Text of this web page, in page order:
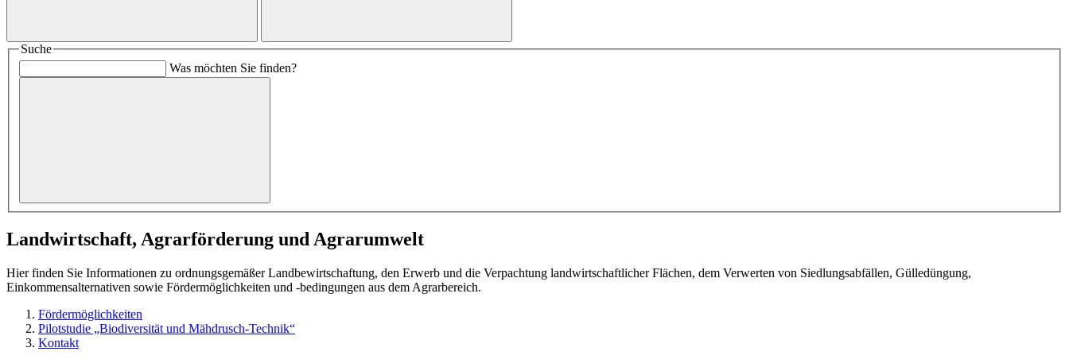
Suche
Was möchten Sie finden?
Landwirtschaft, Agrarförderung und Agrarumwelt
Hier finden Sie Informationen zu ordnungsgemäßer Landbewirtschaftung, den Erwerb und die Verpachtung landwirtschaftlicher Flächen, dem Verwerten von Siedlungsabfällen, Gülledüngung,
Einkommensalternativen sowie Fördermöglichkeiten und -bedingungen aus dem Agrarbereich.
Fördermöglichkeiten
Pilotstudie „Biodiversität und Mähdrusch-Technik“
Kontakt